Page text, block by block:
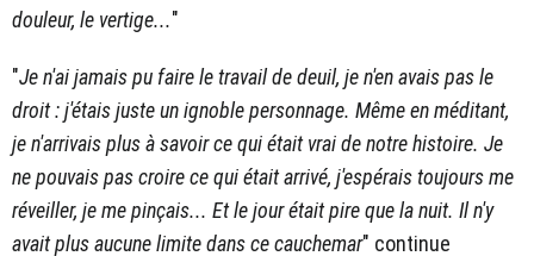
douleur, le vertige..."
"Je n'ai jamais pu faire le travail de deuil, je n'en avais pas le
droit : j'étais juste un ignoble personnage. Même en méditant,
je n'arrivais plus à savoir ce qui était vrai de notre histoire. Je
ne pouvais pas croire ce qui était arrivé, j'espérais toujours me
réveiller, je me pinçais... Et le jour était pire que la nuit. Il n'y
avait plus aucune limite dans ce cauchemar" continue